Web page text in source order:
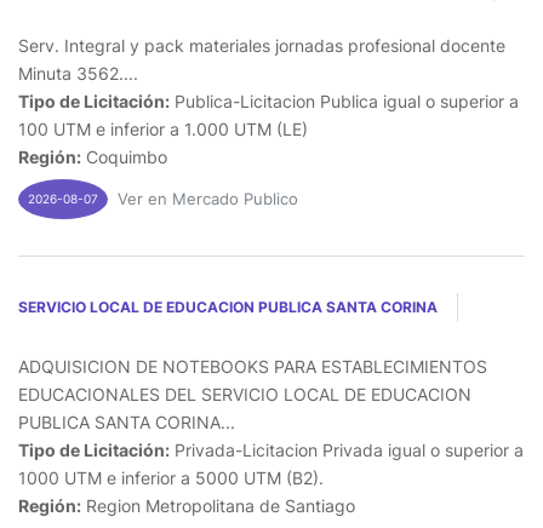
Serv. Integral y pack materiales jornadas profesional docente
Minuta 3562....
Tipo de Licitación: Publica-Licitacion Publica igual o superior a
100 UTM e inferior a 1.000 UTM (LE)
Región: Coquimbo
2026-08-07 Ver en Mercado Publico
SERVICIO LOCAL DE EDUCACION PUBLICA SANTA CORINA
ADQUISICION DE NOTEBOOKS PARA ESTABLECIMIENTOS
EDUCACIONALES DEL SERVICIO LOCAL DE EDUCACION
PUBLICA SANTA CORINA...
Tipo de Licitación: Privada-Licitacion Privada igual o superior a
1000 UTM e inferior a 5000 UTM (B2).
Región: Region Metropolitana de Santiago